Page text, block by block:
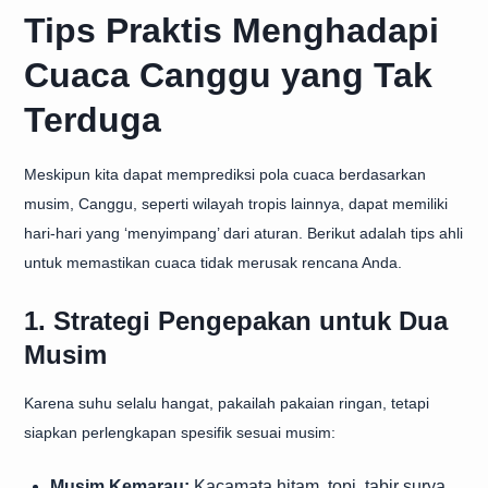
Tips Praktis Menghadapi
Cuaca Canggu yang Tak
Terduga
Meskipun kita dapat memprediksi pola cuaca berdasarkan
musim, Canggu, seperti wilayah tropis lainnya, dapat memiliki
hari-hari yang ‘menyimpang’ dari aturan. Berikut adalah tips ahli
untuk memastikan cuaca tidak merusak rencana Anda.
1. Strategi Pengepakan untuk Dua
Musim
Karena suhu selalu hangat, pakailah pakaian ringan, tetapi
siapkan perlengkapan spesifik sesuai musim: